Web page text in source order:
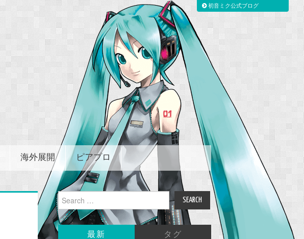
海外展開 ピアプロ
Search
for:
最新 タグ
初音ミク公式ブログ